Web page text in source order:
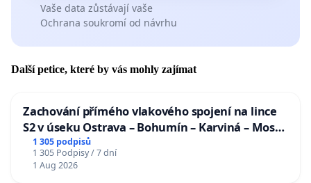
Vaše data zůstávají vaše
Ochrana soukromí od návrhu
Další petice, které by vás mohly zajímat
Zachování přímého vlakového spojení na lince
S2 v úseku Ostrava – Bohumín – Karviná – Mosty
u Jablunkova
1 305 podpisů
1 305 Podpisy / 7 dní
1 Aug 2026